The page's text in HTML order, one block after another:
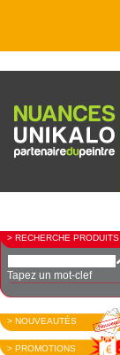
> RECHERCHE PRODUITS
Tapez un mot-clef
> NOUVEAUTÉS
> PROMOTIONS